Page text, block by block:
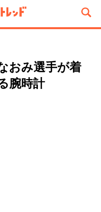
おみ選手が着
腕時計